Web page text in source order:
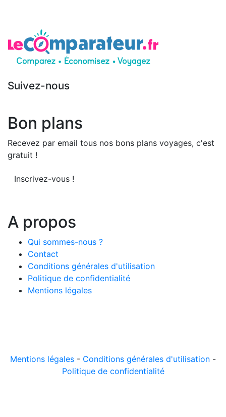
Suivez-nous
Bon plans
Recevez par email tous nos bons plans voyages, c'est
gratuit !
Inscrivez-vous !
A propos
Qui sommes-nous ?
Contact
Conditions générales d'utilisation
Politique de confidentialité
Mentions légales
Mentions légales - Conditions générales d'utilisation -
Politique de confidentialité